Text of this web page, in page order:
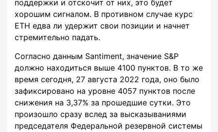
поддержки и отскочит от них, это будет
хорошим сигналом. В противном случае курс
ETH едва ли удержит свои позиции и начнет
стремительно падать.
Согласно данным Santiment, значение S&P
должно находиться выше 4100 пунктов. В то же
время сегодня, 27 августа 2022 года, оно было
зафиксировано на уровне 4057 пунктов после
снижения на 3,37% за прошедшие сутки. Это
произошло сразу вслед за высказываниями
председателя Федеральной резервной системы